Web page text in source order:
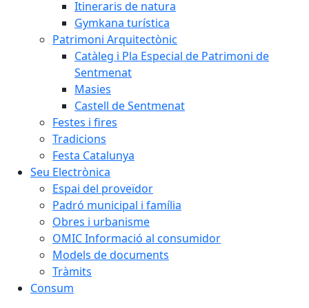
Itineraris de natura
Gymkana turística
Patrimoni Arquitectònic
Catàleg i Pla Especial de Patrimoni de
Sentmenat
Masies
Castell de Sentmenat
Festes i fires
Tradicions
Festa Catalunya
Seu Electrònica
Espai del proveïdor
Padró municipal i família
Obres i urbanisme
OMIC Informació al consumidor
Models de documents
Tràmits
Consum